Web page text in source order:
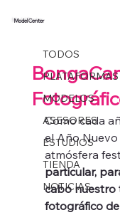
Model Center
TODOS
PLATAFORMAS
MODELOS
ASESORES
ESTUDIOS
TIENDA
NOTICIAS
TODOS
Model Center
Como cada
el Año
atmósfera
particular,
cabo nuestro
fotográfico